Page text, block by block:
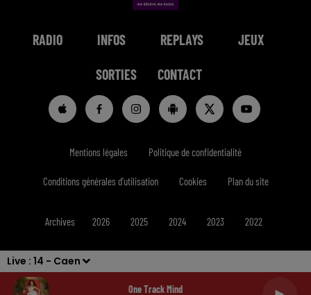
Live : 14 - Caen
One Track Mind
RADIO INFOS REPLAYS JEUX
SORTIES CONTACT
Mentions légales Politique de confidentialité
Conditions générales d'utilisation Cookies Plan du site
Archives 2026 2025 2024 2023 2022